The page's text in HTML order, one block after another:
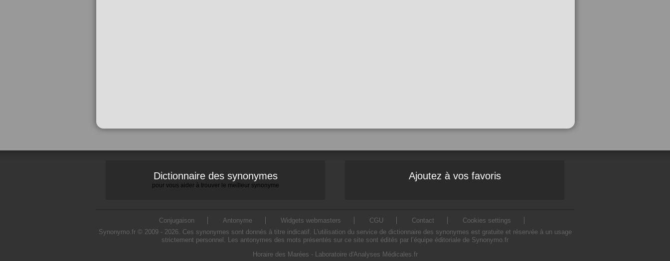
Dictionnaire des synonymes
pour vous aider à trouver le meilleur synonyme
Ajoutez à vos favoris
Conjugaison Antonyme Widgets webmasters CGU Contact
Cookies settings
Synonymo.fr © 2009 - 2026. Ces synonymes sont donnés à titre indicatif. L'utilisation du service de dictionnaire des synonymes est gratuite et réservée à un usage
strictement personnel. Les antonymes des mots présentés sur ce site sont édités par l’équipe éditoriale de Synonymo.fr
Horaire des Marées - Laboratoire d'Analyses Médicales.fr